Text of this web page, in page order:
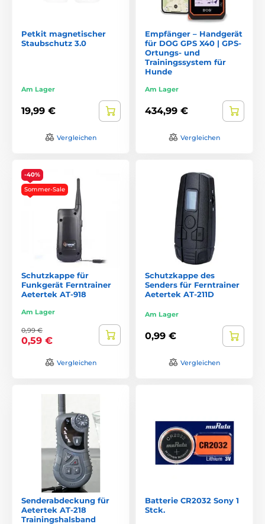
Petkit magnetischer
Staubschutz 3.0
Am Lager
19,99 €
Vergleichen
Empfänger – Handgerät
für DOG GPS X40 | GPS-
Ortungs- und
Trainingssystem für
Hunde
Am Lager
434,99 €
Vergleichen
-40%
Sommer-Sale
Schutzkappe für
Funkgerät Ferntrainer
Aetertek AT-918
Am Lager
0,99 €
0,59 €
Vergleichen
Schutzkappe des
Senders für Ferntrainer
Aetertek AT-211D
Am Lager
0,99 €
Vergleichen
Senderabdeckung für
Aetertek AT-218
Trainingshalsband
Batterie CR2032 Sony 1
Stck.